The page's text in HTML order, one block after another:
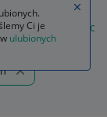
gry gry
Ci je
ulubionych